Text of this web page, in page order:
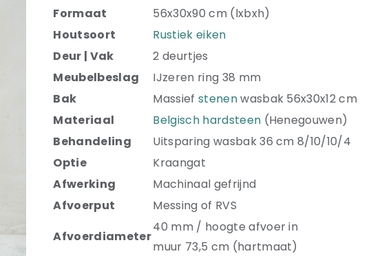
Formaat
56x30x90 cm (lxbxh)
Houtsoort
Rustiek eiken
Deur | Vak
2 deurtjes
Meubelbeslag
IJzeren ring 38 mm
Bak
Massiefstenenwasbak 56x30x12 cm
Materiaal
Belgisch hardsteen (Henegouwen)
Behandeling
Uitsparing wasbak 36 cm 8/10/10/4
Optie
Kraangat
Afwerking
Machinaal gefrijnd
Afvoerput
Messing of RVS
Afvoerdiameter
40 mm / hoogte afvoer in
muur 73,5 cm (hartmaat)